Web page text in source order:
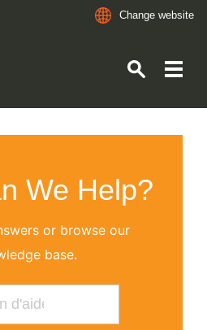
Change website
We Help?
or browse our
base.